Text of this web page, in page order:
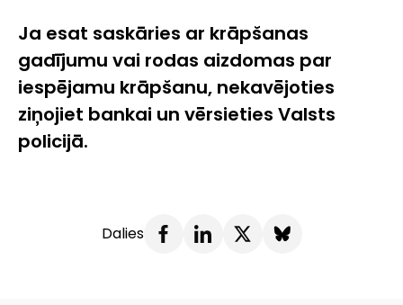
Ja esat saskāries ar krāpšanas
gadījumu vai rodas aizdomas par
iespējamu krāpšanu, nekavējoties
ziņojiet bankai un vērsieties Valsts
policijā.
Dalies